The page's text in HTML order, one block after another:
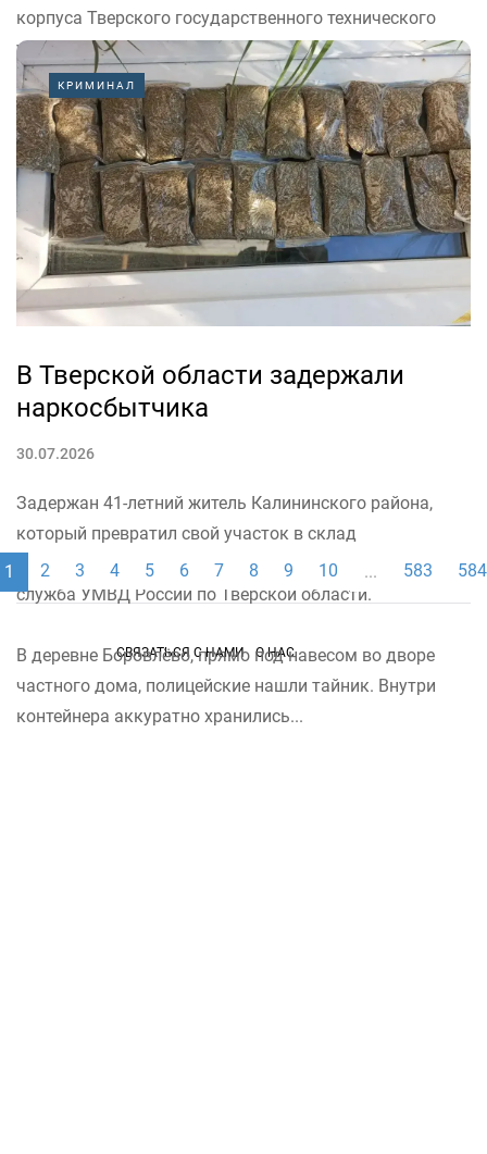
корпуса Тверского государственного технического
университета (ТвГТУ) торжественно открыли
скульптурную композицию «Во имя жизни». Памятник
стал данью уважения мужеству и самопожертвованию
российских военнослужащих, отдавших свои жизни
при выполнении боевых задач в зоне СВО.
«Монумент установлен по...
КРИМИНАЛ
В Тверской области задержали
наркосбытчика
30.07.2026
Задержан 41-летний житель Калининского района,
который превратил свой участок в склад
запрещенных веществ. Об этом сообщает пресс-
служба УМВД России по Тверской области.
В деревне Боровлёво, прямо под навесом во дворе
частного дома, полицейские нашли тайник. Внутри
контейнера аккуратно хранились...
1 2 3 4 5 6 7 8 9 10 ... 583 584
СВЯЗАТЬСЯ С НАМИ О НАС